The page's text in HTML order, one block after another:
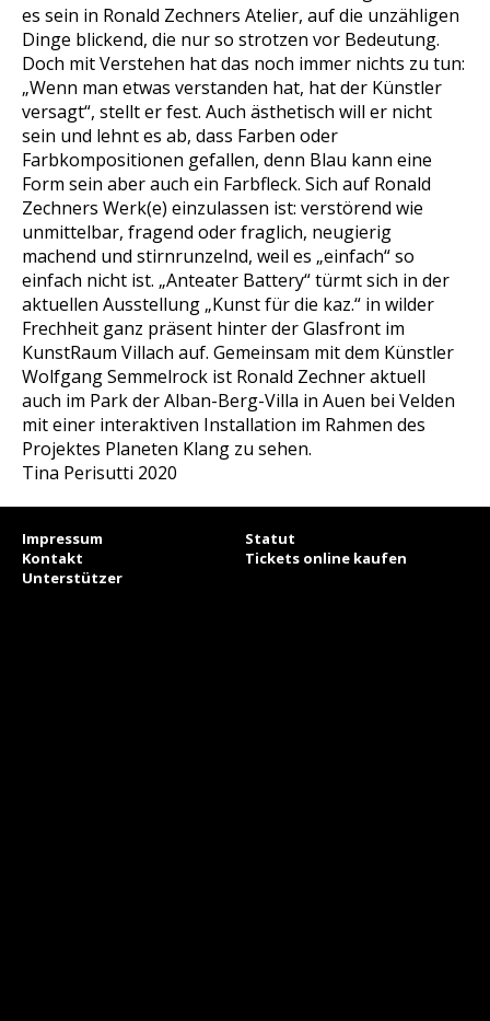
es sein in Ronald Zechners Atelier, auf die unzähligen
Dinge blickend, die nur so strotzen vor Bedeutung.
Doch mit Verstehen hat das noch immer nichts zu tun:
„Wenn man etwas verstanden hat, hat der Künstler
versagt“, stellt er fest. Auch ästhetisch will er nicht
sein und lehnt es ab, dass Farben oder
Farbkompositionen gefallen, denn Blau kann eine
Form sein aber auch ein Farbfleck. Sich auf Ronald
Zechners Werk(e) einzulassen ist: verstörend wie
unmittelbar, fragend oder fraglich, neugierig
machend und stirnrunzelnd, weil es „einfach“ so
einfach nicht ist. „Anteater Battery“ türmt sich in der
aktuellen Ausstellung „Kunst für die kaz.“ in wilder
Frechheit ganz präsent hinter der Glasfront im
KunstRaum Villach auf. Gemeinsam mit dem Künstler
Wolfgang Semmelrock ist Ronald Zechner aktuell
auch im Park der Alban-Berg-Villa in Auen bei Velden
mit einer interaktiven Installation im Rahmen des
Projektes Planeten Klang zu sehen.
Tina Perisutti 2020
Impressum
Statut
Kontakt
Tickets online kaufen
Unterstützer